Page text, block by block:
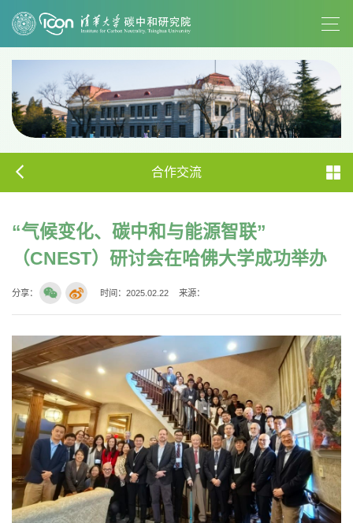
合作交流
“气候变化、碳中和与能源智联”
（CNEST）研讨会在哈佛大学成功举办
分享： 时间：2025.02.22 来源：